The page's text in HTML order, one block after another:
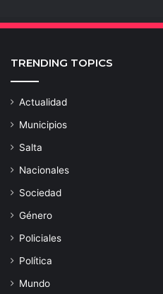
TRENDING TOPICS
Actualidad
Municipios
Salta
Nacionales
Sociedad
Género
Policiales
Política
Mundo